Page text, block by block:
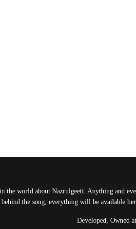
the world about Nazrulgeeti. Anything and
behind the song, everything will be available
Developed, Owned